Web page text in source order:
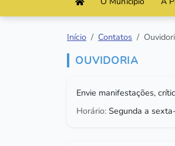
Início Contatos
OUVIDORIA
Envie manifestações,
Horário: Segunda a